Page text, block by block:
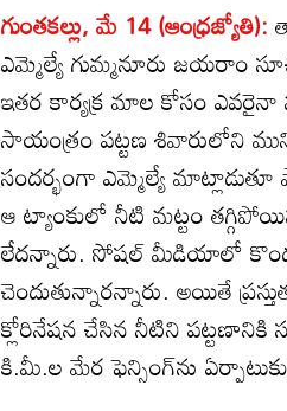
గుంతకల్లు, మే 14 (ఆంధ్రజ్యోతి):
ఎమ్మెల్యే గుమ్మనూరు జయరాం
ఇతర కార్యక్ర మాల కోసం ఎవరైనా
సాయంత్రం పట్టణ శివారులోని
సందర్భంగా ఎమ్మెల్యే
ఆ ట్యాంకులో నీటి మట్టం
లేదన్నారు. సోషల్‌ మీడియాలో
చెందుతున్నారన్నారు. అయితే
క్లోరినేషన చేసిన నీటిని పట్టణానికి
కి.మీ.ల మేర ఫెన్సింగ్‌ను